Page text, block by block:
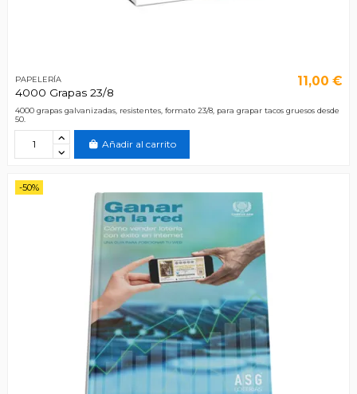
PAPELERÍA
4000 Grapas 23/8
11,00 €
4000 grapas galvanizadas, resistentes, formato 23/8, para grapar tacos gruesos desde
50.
Añadir al carrito
-50%